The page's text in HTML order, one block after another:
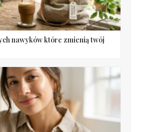
nawyków które zmienią twój